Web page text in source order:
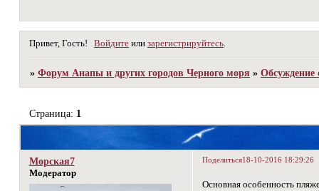
Привет, Гость! Войдите или зарегистрируйтесь
» Форум Анапы и других городов Черного моря » Обсуждение
Страница: 1
Поделиться18-10-2016 18:29:26
Морская7
Модератор
Основная особенность